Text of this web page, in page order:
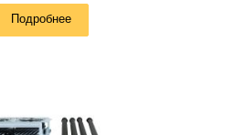
Подробнее